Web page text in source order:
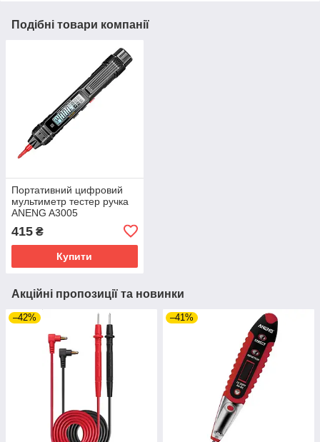
Подібні товари компанії
Портативний цифровий
мультиметр тестер ручка
ANENG A3005
415 ₴
Купити
Акційні пропозиції та новинки
–42% –41%